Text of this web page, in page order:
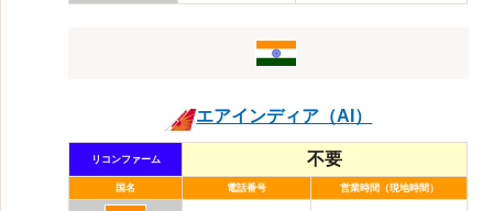
エアインディア（AI）
リコンファーム 不要
国名 電話番号 営業時間（現地時間）